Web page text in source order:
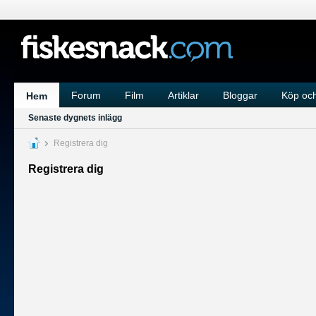
Hem Forum Film Artiklar Bloggar Köp
Senaste dygnets inlägg
Registrera dig
Registrera dig